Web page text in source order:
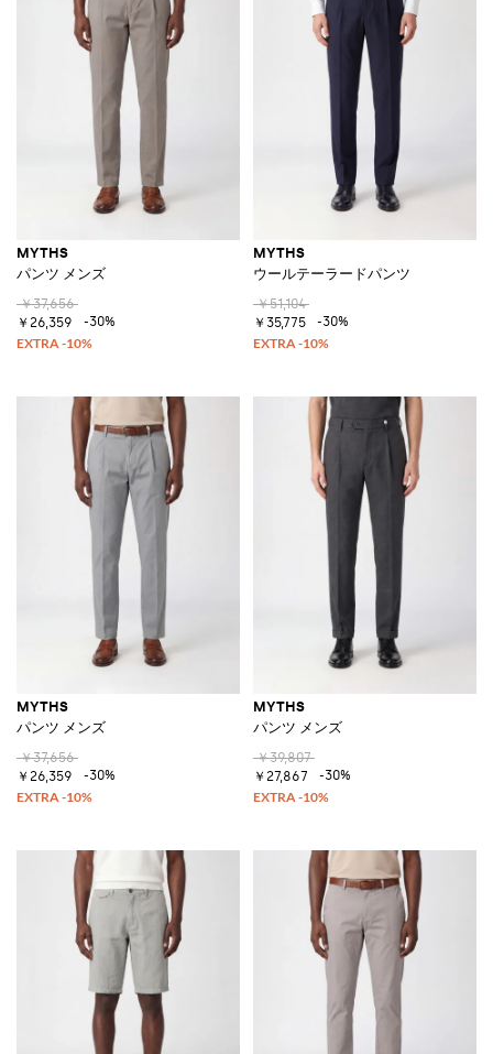
MYTHS
パンツ メンズ
￥37,656
￥26,359
-30%
MYTHS
ウールテーラードパンツ
￥51,104
￥35,775
-30%
MYTHS
パンツ メンズ
￥37,656
￥26,359
-30%
MYTHS
パンツ メンズ
￥39,807
￥27,867
-30%